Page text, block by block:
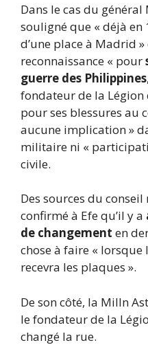
Dans le cas du général
souligné que « déjà
d’une place à Madrid
reconnaissance « pour
guerre des Philippines
fondateur de la Légion
pour ses blessures au
aucune implication »
militaire ni «
civile.
Des sources du
confirmé à Efe qu’il y a
de changement en
chose à faire « lorsque
recevra les plaques ».
De son côté, la Milln
le fondateur de la
changé la rue.